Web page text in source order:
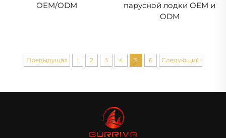
OEM/ODM
парусной лодки OEM и
ODM
Предыдущая 1 2 3 4 5 6 Следующий